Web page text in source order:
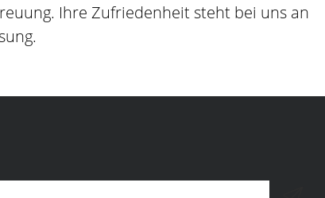
Ihre Zufriedenheit steht bei uns an